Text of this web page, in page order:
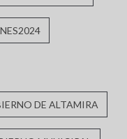
DE ALTAMIRA